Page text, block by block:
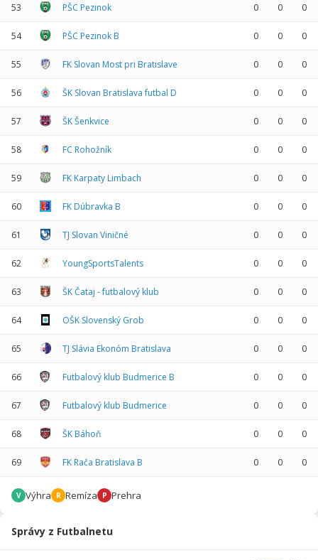
53 PŠC Pezinok 0 0 0
54 PŠC Pezinok B 0 0 0
55 FK Slovan Most pri Bratislave 0 0 0
56 ŠK Slovan Bratislava futbal D 0 0 0
57 ŠK Šenkvice 0 0 0
58 FC Rohožník 0 0 0
59 FK Karpaty Limbach 0 0 0
60 FK Dúbravka B 0 0 0
61 TJ Slovan Viničné 0 0 0
62 YoungSportsTalents 0 0 0
63 ŠK Čataj - futbalový klub 0 0 0
64 OŠK Slovenský Grob 0 0 0
65 TJ Slávia Ekonóm Bratislava 0 0 0
66 Futbalový klub Budmerice B 0 0 0
67 Futbalový klub Budmerice 0 0 0
68 ŠK Báhoň 0 0 0
69 FK Rača Bratislava B 0 0 0
V Výhra R Remíza P Prehra
Správy z Futbalnetu